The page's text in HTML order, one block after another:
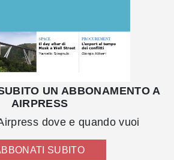
UN ABBONAMENTO A
AIRPRESS
dove e quando vuoi
SUBITO